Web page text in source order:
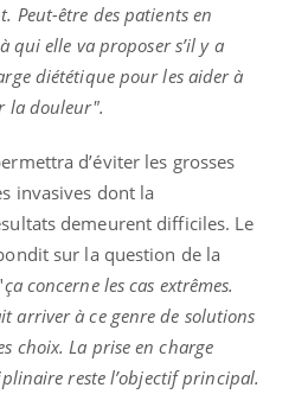
Peut-être des patients en
qui elle va proposer s’il y a
diététique pour les aider à
la douleur".
d’éviter les grosses
invasives dont la
demeurent difficiles. Le
sur la question de la
ça concerne les cas extrêmes.
arriver à ce genre de solutions
choix. La prise en charge
reste l’objectif principal.